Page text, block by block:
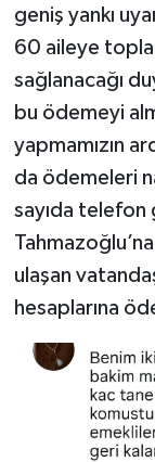
geniş yankı
60 aileye
sağlanacağı
bu ödemeyi
yapmamızın
da ödemeleri
sayıda telefon
ulaşan
hesaplarına
Yaşam
Yeme-İçme
Yemek